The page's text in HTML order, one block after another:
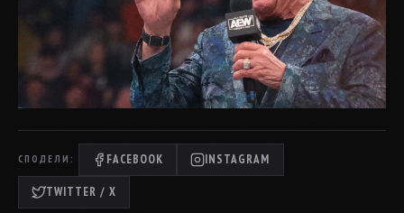
СПОДЕЛИ: FACEBOOK INSTAGRAM
TWITTER / X